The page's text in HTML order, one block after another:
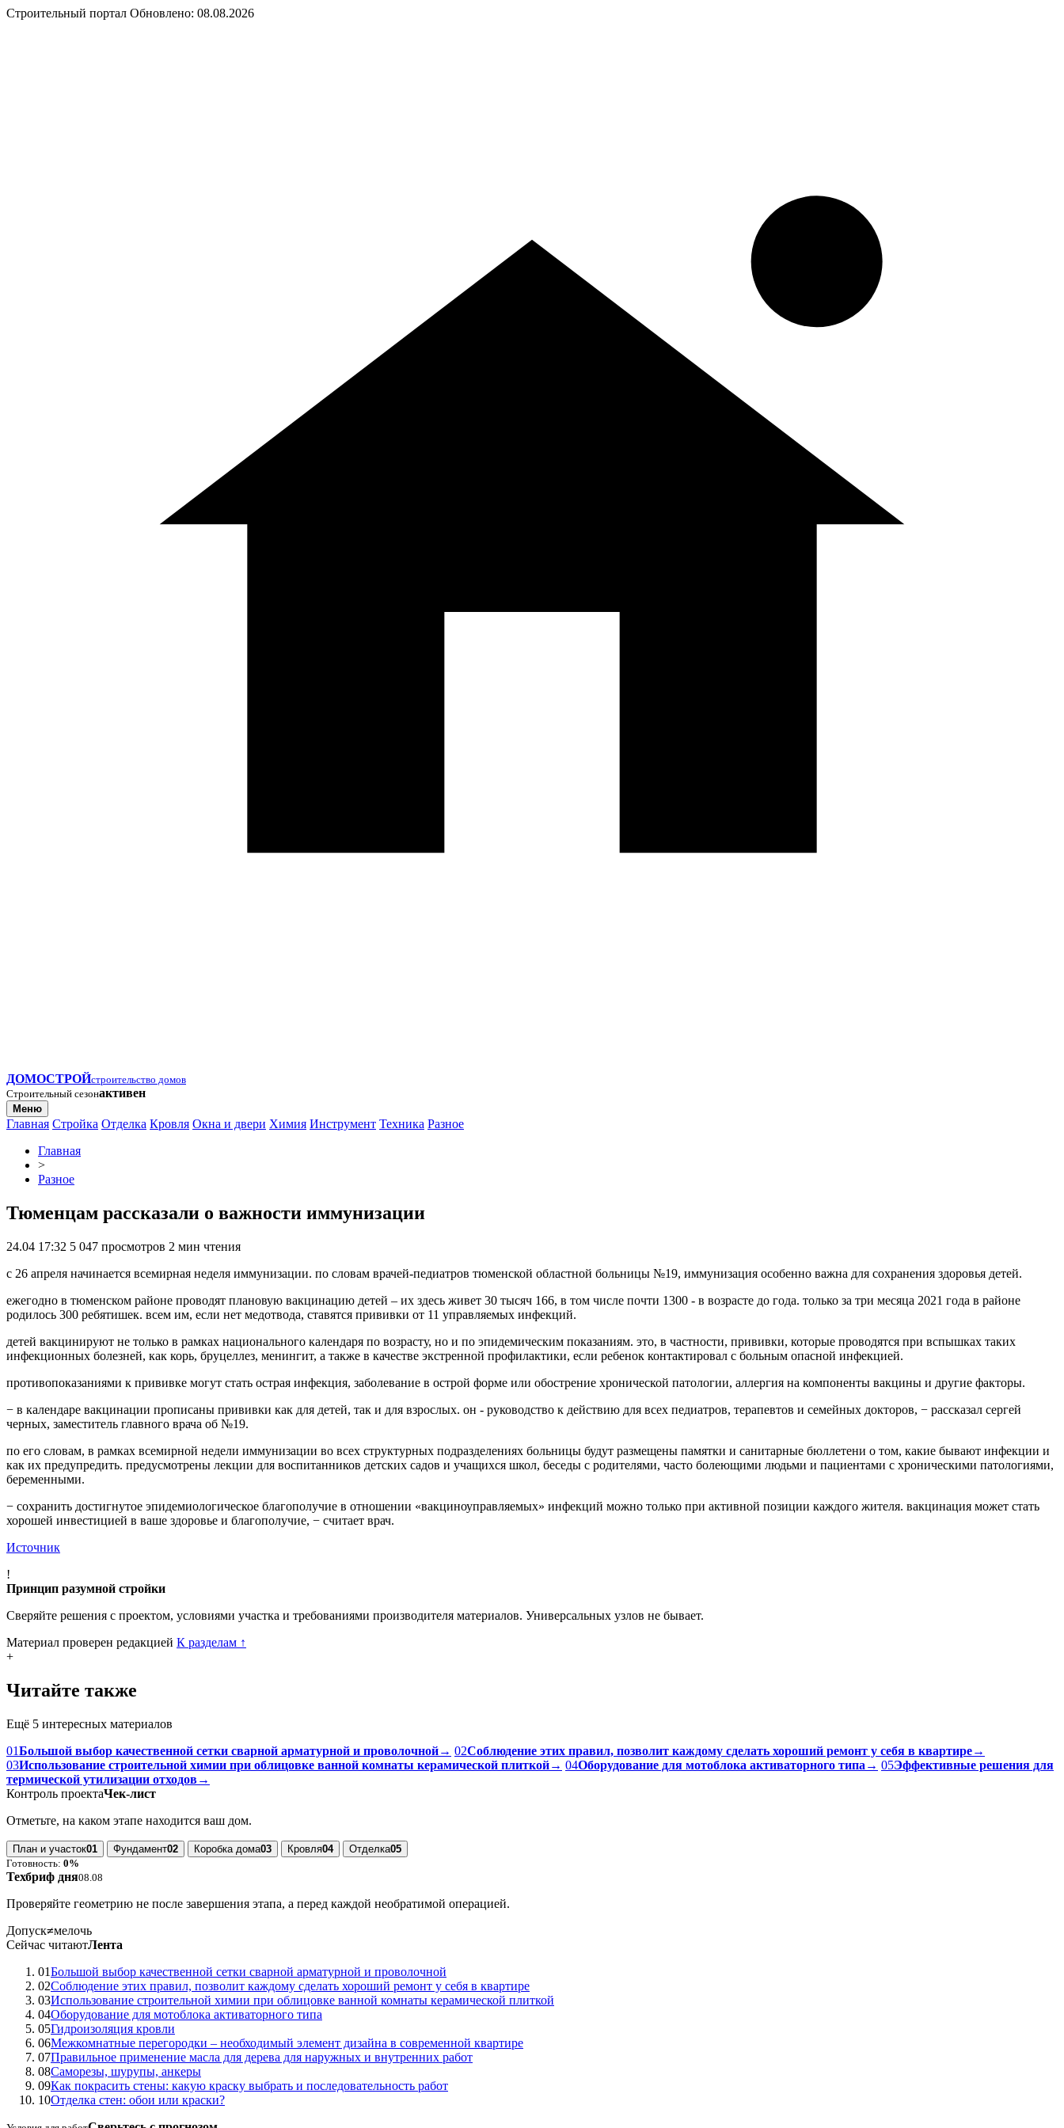
Строительный портал Обновлено: 08.08.2026
ДОМОСТРОЙстроительство домов
Строительный сезонактивен
Меню
Главная Стройка Отделка Кровля Окна и двери Химия Инструмент Техника Разное
Главная
>
Разное
Тюменцам рассказали о важности иммунизации
24.04 17:32 5 047 просмотров 2 мин чтения
с 26 апреля начинается всемирная неделя иммунизации. по словам врачей-педиатров тюменской областной больницы №19, иммунизация особенно важна для сохранения здоровья детей.
ежегодно в тюменском районе проводят плановую вакцинацию детей – их здесь живет 30 тысяч 166, в том числе почти 1300 - в возрасте до года. только за три месяца 2021 года в районе
родилось 300 ребятишек. всем им, если нет медотвода, ставятся прививки от 11 управляемых инфекций.
детей вакцинируют не только в рамках национального календаря по возрасту, но и по эпидемическим показаниям. это, в частности, прививки, которые проводятся при вспышках таких
инфекционных болезней, как корь, бруцеллез, менингит, а также в качестве экстренной профилактики, если ребенок контактировал с больным опасной инфекцией.
противопоказаниями к прививке могут стать острая инфекция, заболевание в острой форме или обострение хронической патологии, аллергия на компоненты вакцины и другие факторы.
− в календаре вакцинации прописаны прививки как для детей, так и для взрослых. он - руководство к действию для всех педиатров, терапевтов и семейных докторов, − рассказал сергей
черных, заместитель главного врача об №19.
по его словам, в рамках всемирной недели иммунизации во всех структурных подразделениях больницы будут размещены памятки и санитарные бюллетени о том, какие бывают инфекции и
как их предупредить. предусмотрены лекции для воспитанников детских садов и учащихся школ, беседы с родителями, часто болеющими людьми и пациентами с хроническими патологиями,
беременными.
− сохранить достигнутое эпидемиологическое благополучие в отношении «вакциноуправляемых» инфекций можно только при активной позиции каждого жителя. вакцинация может стать
хорошей инвестицией в ваше здоровье и благополучие, − считает врач.
Источник
!
Принцип разумной стройки
Сверяйте решения с проектом, условиями участка и требованиями производителя материалов. Универсальных узлов не бывает.
Материал проверен редакцией К разделам ↑
+
Читайте также
Ещё 5 интересных материалов
01Большой выбор качественной сетки сварной арматурной и проволочной→ 02Соблюдение этих правил, позволит каждому сделать хороший ремонт у себя в квартире→
03Использование строительной химии при облицовке ванной комнаты керамической плиткой→ 04Оборудование для мотоблока активаторного типа → 05Эффективные решения для
термической утилизации отходов→
Контроль проектаЧек-лист
Отметьте, на каком этапе находится ваш дом.
План и участок01 Фундамент02 Коробка дома03 Кровля04 Отделка05
Готовность: 0%
Техбриф дня08.08
Проверяйте геометрию не после завершения этапа, а перед каждой необратимой операцией.
Допуск≠мелочь
Сейчас читаютЛента
01Большой выбор качественной сетки сварной арматурной и проволочной
02Соблюдение этих правил, позволит каждому сделать хороший ремонт у себя в квартире
03Использование строительной химии при облицовке ванной комнаты керамической плиткой
04Оборудование для мотоблока активаторного типа
05Гидроизоляция кровли
06Межкомнатные перегородки – необходимый элемент дизайна в современной квартире
07Правильное применение масла для дерева для наружных и внутренних работ
08Саморезы, шурупы, анкеры
09Как покрасить стены: какую краску выбрать и последовательность работ
10Отделка стен: обои или краски?